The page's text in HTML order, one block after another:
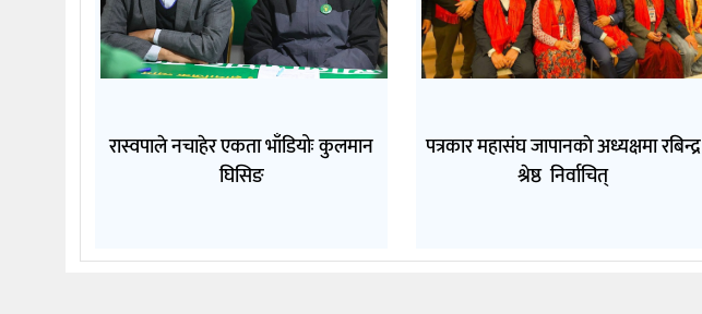
रास्वपाले नचाहेर एकता भाँडियोः कुलमान
घिसिङ
पत्रकार महासंघ जापानकाे अध्यक्षमा रबिन्द्र
श्रेष्ठ निर्वाचित्